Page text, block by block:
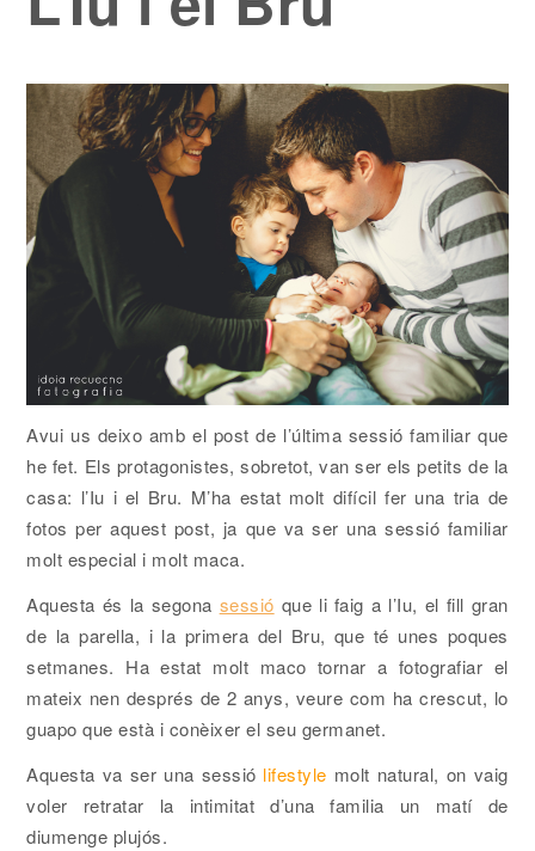
Avui us deixo amb el post de l’última sessió familiar que
he fet. Els protagonistes, sobretot, van ser els petits de la
casa: l’Iu i el Bru. M’ha estat molt difícil fer una tria de
fotos per aquest post, ja que va ser una sessió familiar
molt especial i molt maca.
Aquesta és la segona sessió que li faig a l’Iu, el fill gran
de la parella, i la primera del Bru, que té unes poques
setmanes. Ha estat molt maco tornar a fotografiar el
mateix nen després de 2 anys, veure com ha crescut, lo
guapo que està i conèixer el seu germanet.
Aquesta va ser una sessió lifestyle molt natural, on vaig
voler retratar la intimitat d’una familia un matí de
diumenge plujós.